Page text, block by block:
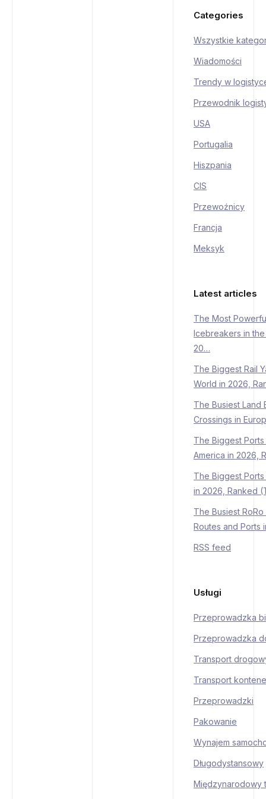
Categories
Wszystkie
Wiadomości
Trendy w
Przewodnik
USA
Portugalia
Hiszpania
CIS
Przewoźnicy
Francja
Meksyk
Latest articles
The Most
Icebreakers in
20…
The Biggest Rail
World in 2026,
The Busiest Land
Crossings in
The Biggest
America in 2026,
The Biggest
in 2026, Ranked
The Busiest RoRo
Routes and Ports
RSS feed
Usługi
Przeprowadzka
Przeprowadzka
Transport
Transport
Przeprowadzki
Pakowanie
Wynajem
Długodystansowy
Międzynarodowy